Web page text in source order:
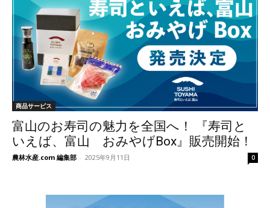
商品サービス
富山のお寿司の魅力を全国へ！ 『寿司と
いえば、富山 おみやげBox』販売開始！
農林水産.com 編集部 - 2025年9月11日 0